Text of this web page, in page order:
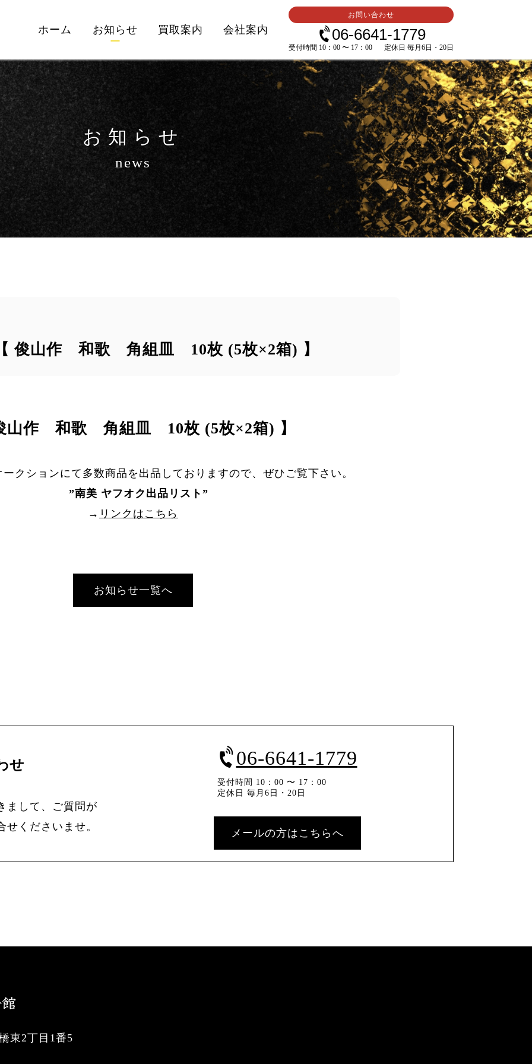
ホーム お知らせ 買取案内 会社案内
お問い合わせ
06-6641-1779
受付時間 10：00 〜 17：00 定休日 毎月6日・20日
お知らせ
news
俊山作 和歌 角組皿 10枚 (5枚×2箱) 】
山作 和歌 角組皿 10枚 (5枚×2箱) 】
クションにて多数商品を出品しておりますので、ぜひご覧下さい。
”南美 ヤフオク出品リスト ”
→ リンクはこちら
お知らせ一覧へ
せ
まして、ご質問が
くださいませ。
06-6641-1779
受付時間 10：00 〜 17：00
定休日 毎月6日・20日
メールの方はこちらへ
東2丁目1番5